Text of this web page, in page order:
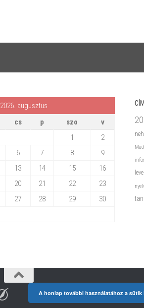
2026. augusztus
cs p szo
v
1
2
6 7 8
9
13 14 15
16
20 21 22
23
27 28 29
30
A honlap további használatához a